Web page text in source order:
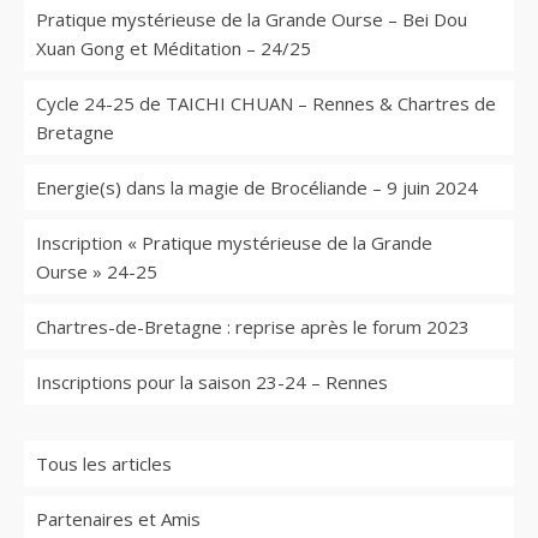
Pratique mystérieuse de la Grande Ourse – Bei Dou
Xuan Gong et Méditation – 24/25
Cycle 24-25 de TAICHI CHUAN – Rennes & Chartres de
Bretagne
Energie(s) dans la magie de Brocéliande – 9 juin 2024
Inscription « Pratique mystérieuse de la Grande
Ourse » 24-25
Chartres-de-Bretagne : reprise après le forum 2023
Inscriptions pour la saison 23-24 – Rennes
Tous les articles
Partenaires et Amis